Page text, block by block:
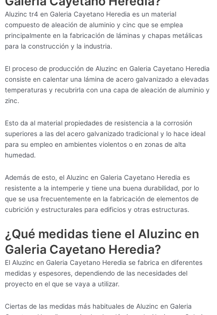
Aluzinc tr4 en Galeria Cayetano Heredia es un material
compuesto de aleación de aluminio y cinc que se emplea
principalmente en la fabricación de láminas y chapas metálicas
para la construcción y la industria.
El proceso de producción de Aluzinc en Galeria Cayetano Heredia
consiste en calentar una lámina de acero galvanizado a elevadas
temperaturas y recubrirla con una capa de aleación de aluminio y
zinc.
Esto da al material propiedades de resistencia a la corrosión
superiores a las del acero galvanizado tradicional y lo hace ideal
para su empleo en ambientes violentos o en zonas de alta
humedad.
Además de esto, el Aluzinc en Galeria Cayetano Heredia es
resistente a la intemperie y tiene una buena durabilidad, por lo
que se usa frecuentemente en la fabricación de elementos de
cubrición y estructurales para edificios y otras estructuras.
¿Qué medidas tiene el Aluzinc en
Galeria Cayetano Heredia?
El Aluzinc en Galeria Cayetano Heredia se fabrica en diferentes
medidas y espesores, dependiendo de las necesidades del
proyecto en el que se vaya a utilizar.
Ciertas de las medidas más habituales de Aluzinc en Galeria